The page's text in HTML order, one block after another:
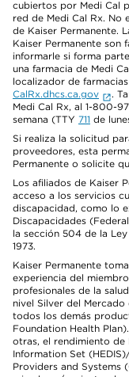
cubiertos por Medi Cal
red de Medi Cal Rx. No
de Kaiser Permanente.
Kaiser Permanente son
informarle si forma
una farmacia de Medi
localizador de
CalRx.dhcs.ca.gov
.
Medi Cal Rx, al 1-800-
semana (TTY 711 de
Si realiza la solicitud
proveedores, esta
Permanente o solicite
Los afiliados de Kaiser
acceso a los servicios
discapacidad, como lo
Discapacidades
la sección 504 de la
1973.
Kaiser Permanente
experiencia del
profesionales de la
nivel Silver del
todos los demás
Foundation Health
otras, el rendimiento de
Information Set
Providers and Systems